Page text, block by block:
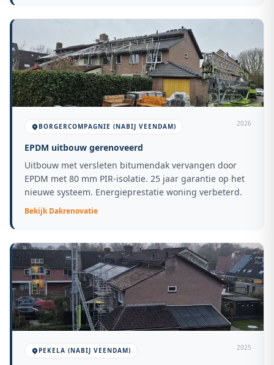
BORGERCOMPAGNIE (NABIJ VEENDAM) 2026
EPDM uitbouw gerenoveerd
Uitbouw met versleten bitumendak vervangen door
EPDM met 80 mm PIR-isolatie. 25 jaar garantie op het
nieuwe systeem. Energieprestatie woning verbeterd.
BekijkDakrenovatie
PEKELA (NABIJ VEENDAM) 2025